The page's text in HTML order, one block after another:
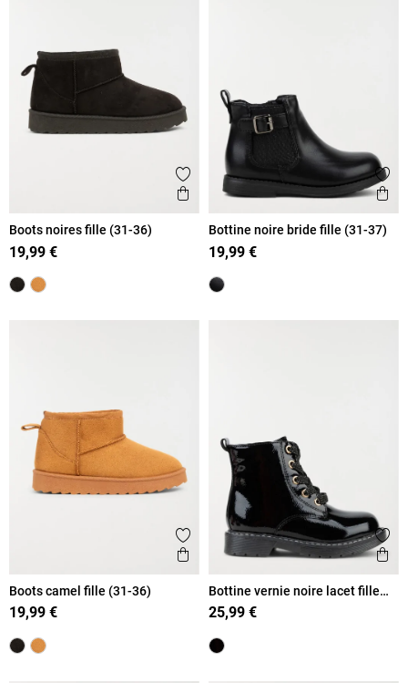
Ajouter aux favoris
Aperçu rapide
Boots noires fille (31-36)
19,99 €
Bottine noire bride fille (31-37)
19,99 €
Ajouter aux favoris
Aperçu rapide
Boots camel fille (31-36)
19,99 €
Bottine vernie noire lacet fille
(31-39)
25,99 €